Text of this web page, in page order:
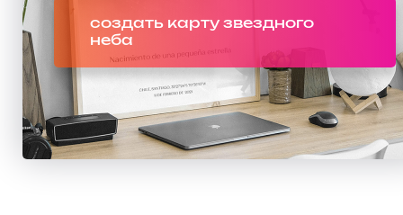
создать карту звездного
неба